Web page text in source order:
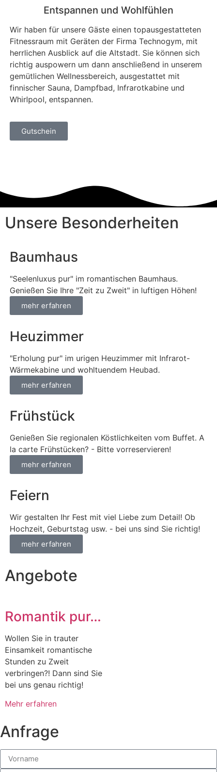
Entspannen und Wohlfühlen
Wir haben für unsere Gäste einen topausgestatteten
Fitnessraum mit Geräten der Firma Technogym, mit
herrlichen Ausblick auf die Altstadt. Sie können sich
richtig auspowern um dann anschließend in unserem
gemütlichen Wellnessbereich, ausgestattet mit
finnischer Sauna, Dampfbad, Infrarotkabine und
Whirlpool, entspannen.
Gutschein
Unsere Besonderheiten
Baumhaus
"Seelenluxus pur" im romantischen Baumhaus.
Genießen Sie Ihre "Zeit zu Zweit" in luftigen Höhen!
mehr erfahren
Heuzimmer
"Erholung pur" im urigen Heuzimmer mit Infrarot-
Wärmekabine und wohltuendem Heubad.
mehr erfahren
Frühstück
Genießen Sie regionalen Köstlichkeiten vom Buffet. A
la carte Frühstücken? - Bitte vorreservieren!
mehr erfahren
Feiern
Wir gestalten Ihr Fest mit viel Liebe zum Detail! Ob
Hochzeit, Geburtstag usw. - bei uns sind Sie richtig!
mehr erfahren
Angebote
Romantik pur…
Wollen Sie in trauter
Einsamkeit romantische
Stunden zu Zweit
verbringen?! Dann sind Sie
bei uns genau richtig!
Mehr erfahren
Anfrage